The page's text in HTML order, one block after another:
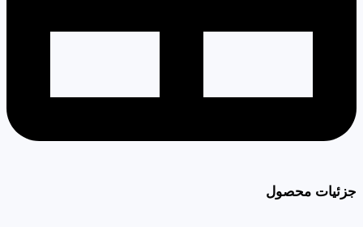
جزئیات محصول